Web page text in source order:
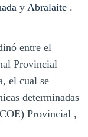
y Abralaite .
entre el
Provincial
el cual se
determinadas
Provincial ,